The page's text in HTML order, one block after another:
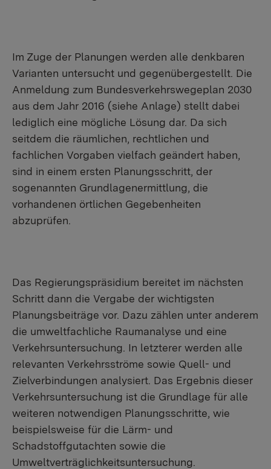
Im Zuge der Planungen werden alle denkbaren
Varianten untersucht und gegenübergestellt. Die
Anmeldung zum Bundesverkehrswegeplan 2030
aus dem Jahr 2016 (siehe Anlage) stellt dabei
lediglich eine mögliche Lösung dar. Da sich
seitdem die räumlichen, rechtlichen und
fachlichen Vorgaben vielfach geändert haben,
sind in einem ersten Planungsschritt, der
sogenannten Grundlagenermittlung, die
vorhandenen örtlichen Gegebenheiten
abzuprüfen.
Das Regierungspräsidium bereitet im nächsten
Schritt dann die Vergabe der wichtigsten
Planungsbeiträge vor. Dazu zählen unter anderem
die umweltfachliche Raumanalyse und eine
Verkehrsuntersuchung. In letzterer werden alle
relevanten Verkehrsströme sowie Quell- und
Zielverbindungen analysiert. Das Ergebnis dieser
Verkehrsuntersuchung ist die Grundlage für alle
weiteren notwendigen Planungsschritte, wie
beispielsweise für die Lärm- und
Schadstoffgutachten sowie die
Umweltverträglichkeitsuntersuchung.